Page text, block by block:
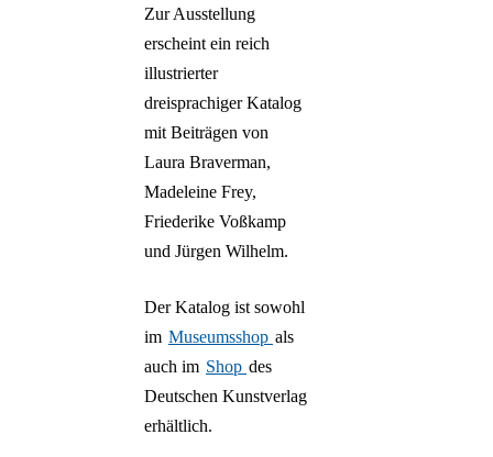
Zur Ausstellung
erscheint ein reich
illustrierter
dreisprachiger Katalog
mit Beiträgen von
Laura Braverman,
Madeleine Frey,
Friederike Voßkamp
und Jürgen Wilhelm.
Der Katalog ist sowohl
im Museumsshop als
auch im Shop des
Deutschen Kunstverlag
erhältlich.